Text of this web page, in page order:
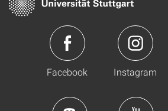
Facebook Instagram